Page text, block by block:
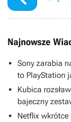
Najnowsze
Sony zarabia
to PlayStation
Kubica
bajeczny
Netflix